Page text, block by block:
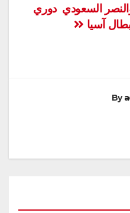
السعودي دوري
آسيا
By